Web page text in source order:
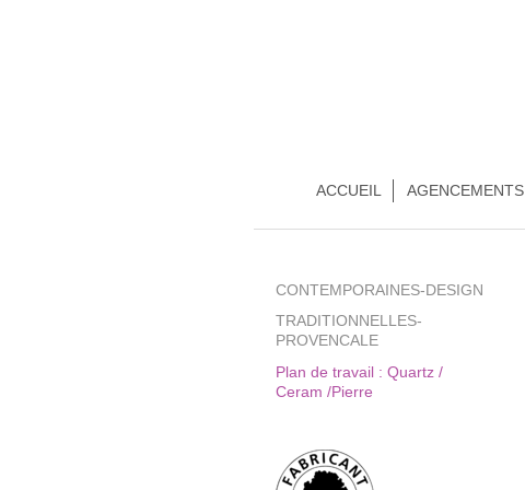
ACCUEIL AGENCEMENTS
CONTEMPORAINES-DESIGN
TRADITIONNELLES-
PROVENCALE
Plan de travail : Quartz /
Ceram /Pierre